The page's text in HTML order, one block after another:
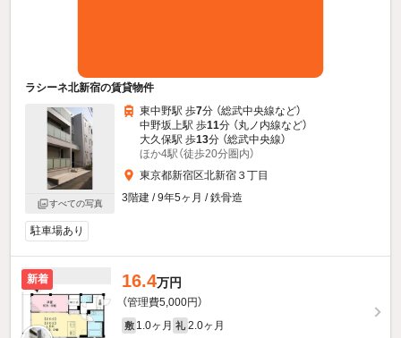
ラシーネ北新宿の賃貸物件
すべての写真
東中野駅 歩7分 （総武中央線など）
中野坂上駅 歩11分 （丸ノ内線など）
大久保駅 歩13分 （総武中央線）
ほか4駅（徒歩20分圏内）
東京都新宿区北新宿３丁目
3階建 / 9年5ヶ月 / 鉄骨造
駐車場あり
新着 16.4万円
（管理費5,000円）
敷 1.0ヶ月 礼 2.0ヶ月